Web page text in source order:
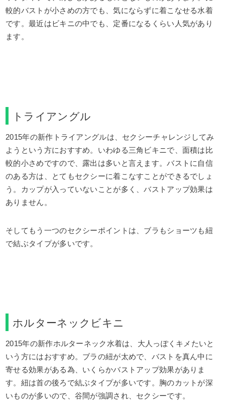
較的バストが小さめの方でも、気にならずに着こなせる水着
です。最近はビキニの中でも、定番になるくらい人気があり
ます。
トライアングル
2015年の新作トライアングルは、セクシーチャレンジしてみ
ようという方におすすめ。いわゆる三角ビキニで、面積は比
較的小さめですので、露出は多いと言えます。バストに自信
のある方は、とてもセクシーに着こなすことができるでしょ
う。カップが入っていないことが多く、バストアップ効果は
ありません。
そしてもう一つのセクシーポイントは、ブラもショーツも紐
で結ぶタイプが多いです。
ホルターネックビキニ
2015年の新作ホルターネック水着は、大人っぽくキメたいと
いう方にはおすすめ。ブラの紐が太めで、バストを真ん中に
寄せる効果がある為、いくらかバストアップ効果がありま
す。紐は首の後ろで結ぶタイプが多いです。胸のカットが深
いものが多いので、谷間が強調され、セクシーです。